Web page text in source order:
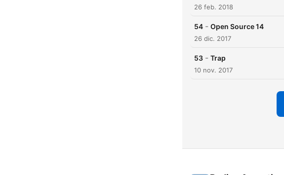
26 feb. 2018
54 - Open Source 14
26 dic. 2017
53 - Trap
10 nov. 2017